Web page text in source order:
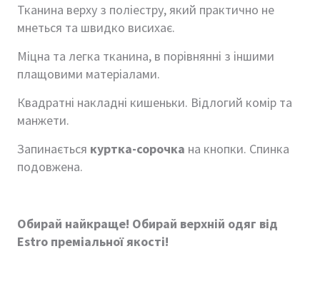
Тканина верху з поліестру, який практично не
мнеться та швидко висихає.
Міцна та легка тканина, в порівнянні з іншими
плащовими матеріалами.
Квадратні накладні кишеньки. Відлогий комір та
манжети.
Запинається куртка-сорочка на кнопки. Спинка
подовжена.
Обирай найкраще! Обирай верхній одяг від
Estro преміальної якості!